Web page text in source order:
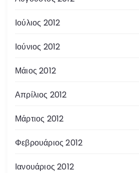
Ιούλιος 2012
Ιούνιος 2012
Μάιος 2012
Απρίλιος 2012
Μάρτιος 2012
Φεβρουάριος 2012
Ιανουάριος 2012